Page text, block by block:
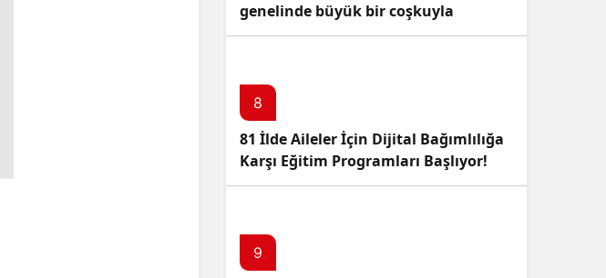
genelinde büyük bir coşkuyla
kutlandı: İşte Etkinlikler ve
8
81 İlde Aileler İçin Dijital Bağımlılığa
Karşı Eğitim Programları Başlıyor!
9